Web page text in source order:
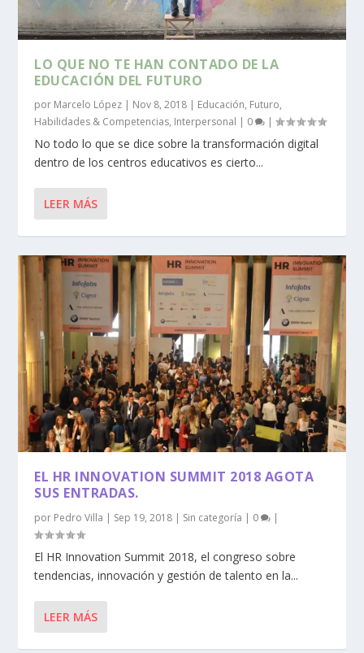
LO QUE NO TE HAN CONTADO DE LA
EDUCACIÓN DEL FUTURO
por Marcelo López | Nov 8, 2018 | Educación, Futuro,
Habilidades & Competencias, Interpersonal | 0 |
No todo lo que se dice sobre la transformación digital
dentro de los centros educativos es cierto...
LEER MÁS
EL HR INNOVATION SUMMIT 2018 AGOTA
SUS ENTRADAS.
por Pedro Villa | Sep 19, 2018 | Sin categoría | 0 |
El HR Innovation Summit 2018, el congreso sobre
tendencias, innovación y gestión de talento en la...
LEER MÁS